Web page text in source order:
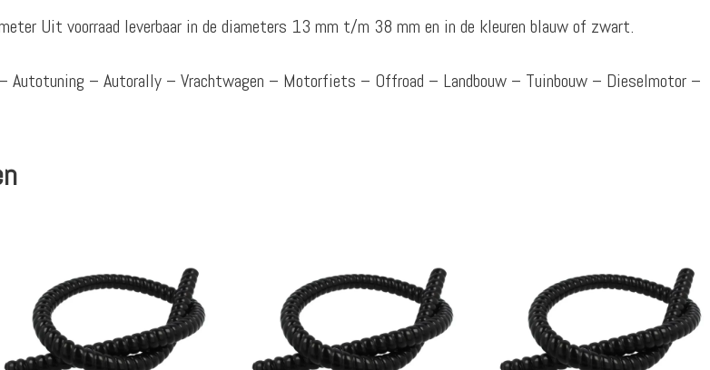
Uit voorraad leverbaar in de diameters 13 mm t/m 38 mm en in de kleuren blauw of zwart.
Autotuning – Autorally – Vrachtwagen – Motorfiets – Offroad – Landbouw – Tuinbouw – Dieselmotor –